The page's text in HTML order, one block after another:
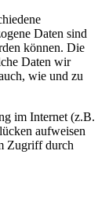
Daten sind
können. Die
Daten wir
wie und zu
im Internet (z.B.
aufweisen
Zugriff durch